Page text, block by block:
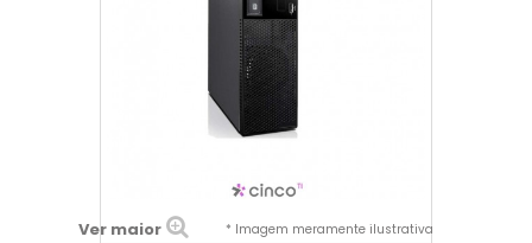
Ver maior * Imagem meramente ilustrativa